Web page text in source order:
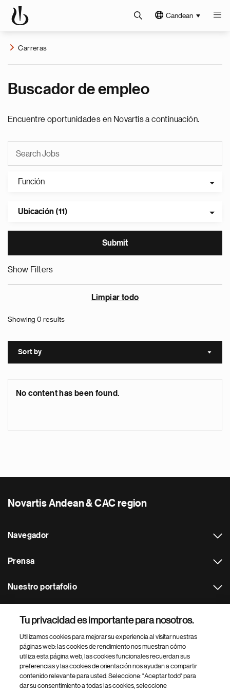
Candean
Carreras
Buscador de empleo
Encuentre oportunidades en Novartis a continuación.
Función
Ubicación (11)
Show Filters
Limpiar todo
Showing 0 results
Sort by Sort
No content has been found.
Novartis Andean & CAC region
Navegador
Prensa
Nuestro portafolio
Footer Site Search
Tu privacidad es importante para nosotros.
Utilizamos cookies para mejorar su experiencia al visitar nuestras
páginas web: las cookies de rendimiento nos muestran cómo
utiliza esta página web, las cookies funcionales recuerdan sus
preferencias y las cookies de orientación nos ayudan a compartir
contenido relevante para usted. Seleccione: "Aceptar todo" para
dar su consentimiento a todas las cookies, seleccione